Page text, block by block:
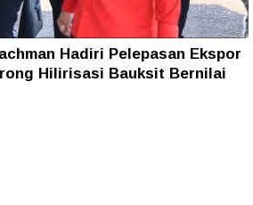
Hadiri Pelepasan Ekspor
Hilirisasi Bauksit Bernilai